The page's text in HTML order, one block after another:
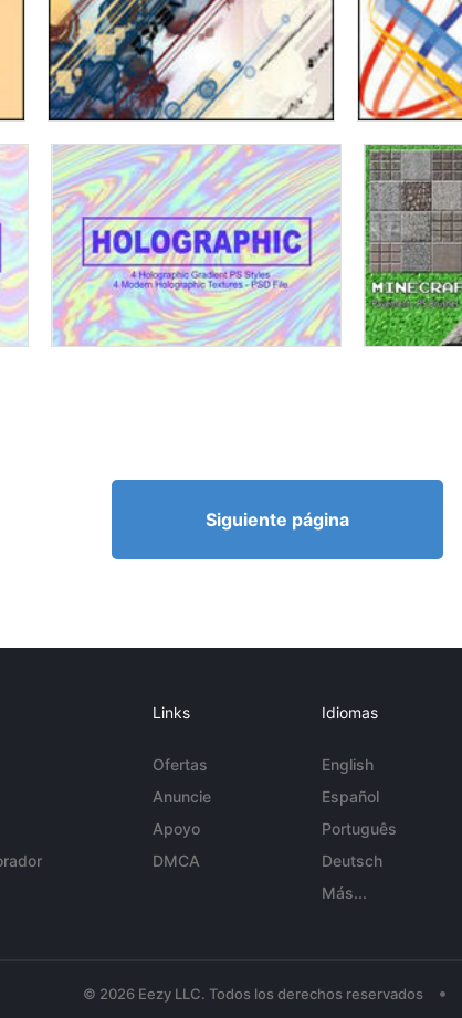
Siguiente página
Links
Ofertas
Anuncie
Apoyo
DMCA
Idiomas
English
Español
Português
Deutsch
Más...
© 2026 Eezy LLC. Todos los derechos reservados •